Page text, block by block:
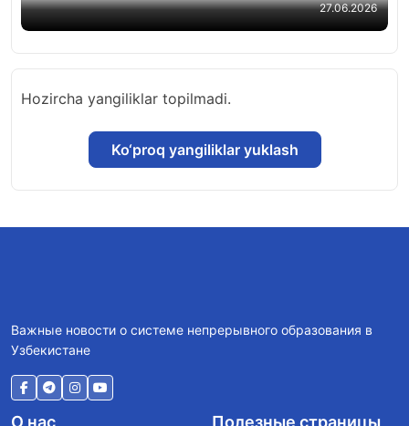
27.06.2026
Hozircha yangiliklar topilmadi.
Ko‘proq yangiliklar yuklash
Важные новости о системе непрерывного образования в
Узбекистане
О нас Полезные страницы